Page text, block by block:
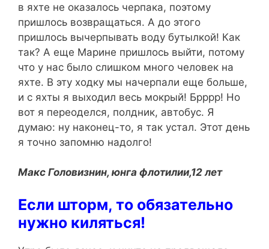
в яхте не оказалось черпака, поэтому
пришлось возвращаться. А до этого
пришлось вычерпывать воду бутылкой! Как
так? А еще Марине пришлось выйти, потому
что у нас было слишком много человек на
яхте. В эту ходку мы начерпали еще больше,
и с яхты я выходил весь мокрый! Брррр! Но
вот я переоделся, полдник, автобус. Я
думаю: ну наконец-то, я так устал. Этот день
я точно запомню надолго!
Макс Головизнин, юнга флотилии,12 лет
Если шторм, то обязательно
нужно киляться!